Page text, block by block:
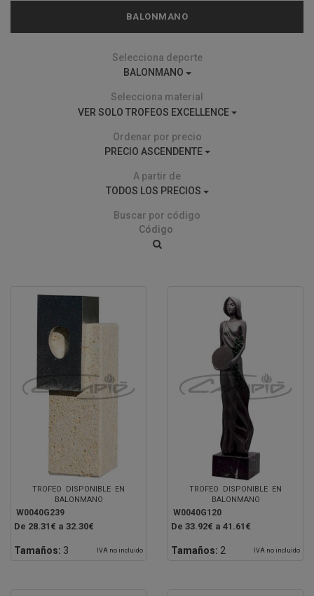
BALONMANO
Selecciona deporte
BALONMANO
Selecciona material
VER SOLO TROFEOS EXCELLENCE
Ordenar por precio
PRECIO ASCENDENTE
A partir de
TODOS LOS PRECIOS
Buscar por código
TROFEO DISPONIBLE EN
BALONMANO
W0040G239
De 28.31€ a 32.30€
Tamaños: 3 IVA no incluido
TROFEO DISPONIBLE EN
BALONMANO
W0040G120
De 33.92€ a 41.61€
Tamaños: 2 IVA no incluido